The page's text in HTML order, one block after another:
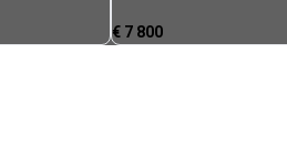
€ 7 800